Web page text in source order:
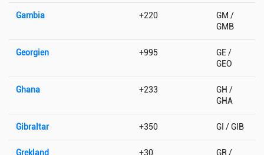
Gambia +220
GM /
GMB
Georgien +995
GE /
GEO
Ghana +233
GH /
GHA
Gibraltar +350 GI / GIB
Grekland +30
GR /